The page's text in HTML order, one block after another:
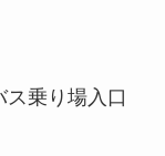
乗り場入口